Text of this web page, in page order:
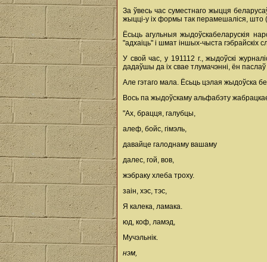
За ўвесь час суместнаго жыцця
жыцці-у іх формы так перамешаліся, што
Ёсьць агульныя жыдоўскабеларускія
"адхаіць" і шмат іншых-чыста гэбрайскіх
У свой час, у 191112 г., жыдоўскі
дадаўшы да іх свае тлумачэнні, ён
Але гэтаго мала. Ёсьць цэлая жыдоўска
Вось па жыдоўскаму альфабэту
"Ах, брацця, галубцы,
алеф, бойс, гімэль,
давайце галоднаму вашаму
далес, гой, вов,
жэбраку хлеба троху.
заін, хэс, тэс,
Я калека, ламака.
юд, коф, ламэд,
Мучэльнік.
нэм,